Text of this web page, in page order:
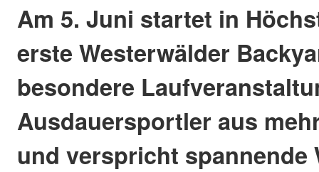
Am 5. Juni startet in
erste Westerwälder
besondere
Ausdauersportler aus
und verspricht spannende